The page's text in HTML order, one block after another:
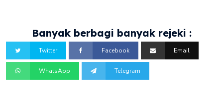
Banyak berbagi banyak rejeki :
Twitter Facebook Email
WhatsApp Telegram